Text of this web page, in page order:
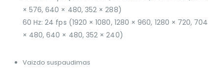
× 576, 640 × 480, 352 × 288)
60 Hz: 24 fps (1920 × 1080, 1280 × 960, 1280 × 720, 704
× 480, 640 × 480, 352 × 240)
Vaizdo suspaudimas